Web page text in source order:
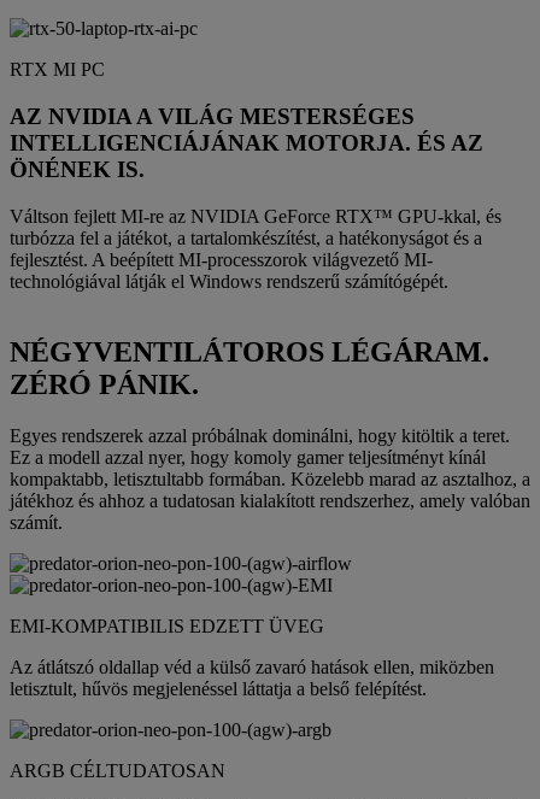
RTX MI PC
AZ NVIDIA A VILÁG MESTERSÉGES
INTELLIGENCIÁJÁNAK MOTORJA. ÉS AZ
ÖNÉNEK IS.
Váltson fejlett MI-re az NVIDIA GeForce RTX™ GPU-kkal, és
turbózza fel a játékot, a tartalomkészítést, a hatékonyságot és a
fejlesztést. A beépített MI-processzorok világvezető MI-
technológiával látják el Windows rendszerű számítógépét.
NÉGYVENTILÁTOROS LÉGÁRAM.
ZÉRÓ PÁNIK.
Egyes rendszerek azzal próbálnak dominálni, hogy kitöltik a teret.
Ez a modell azzal nyer, hogy komoly gamer teljesítményt kínál
kompaktabb, letisztultabb formában. Közelebb marad az asztalhoz, a
játékhoz és ahhoz a tudatosan kialakított rendszerhez, amely valóban
számít.
EMI-KOMPATIBILIS EDZETT ÜVEG
Az átlátszó oldallap véd a külső zavaró hatások ellen, miközben
letisztult, hűvös megjelenéssel láttatja a belső felépítést.
ARGB CÉLTUDATOSAN